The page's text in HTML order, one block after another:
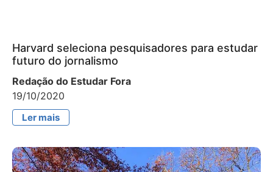
Harvard seleciona pesquisadores para estudar
futuro do jornalismo
Redação do Estudar Fora
19/10/2020
Ler mais